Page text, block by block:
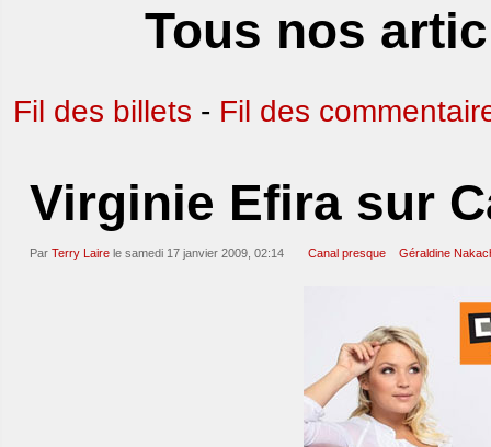
Tous nos
Fil des billets - Fil des
Virginie Efira sur
Par Terry Laire le samedi 17 janvier 2009, 02:14 Canal presque Géraldine